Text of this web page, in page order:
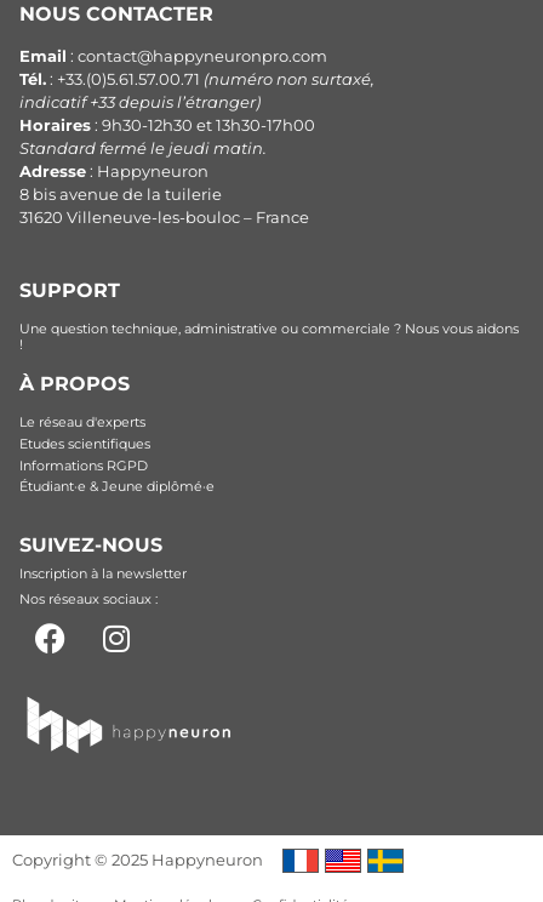
NOUS CONTACTER
Email : contact@happyneuronpro.com
Tél. : +33.(0)5.61.57.00.71 (numéro non surtaxé,
indicatif +33 depuis l’étranger)
Horaires : 9h30-12h30 et 13h30-17h00
Standard fermé le jeudi matin.
Adresse : Happyneuron
8 bis avenue de la tuilerie
31620 Villeneuve-les-bouloc – France
SUPPORT
Une question technique, administrative ou commerciale ? Nous vous aidons
!
À PROPOS
Le réseau d'experts
Etudes scientifiques
Informations RGPD
Étudiant·e & Jeune diplômé·e
SUIVEZ-NOUS
Inscription à la newsletter
Nos réseaux sociaux :
Copyright © 2025 Happyneuron